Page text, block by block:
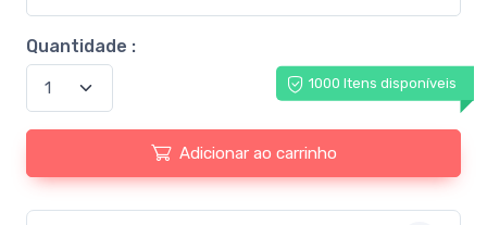
Quantidade :
1000 Itens disponíveis
Adicionar ao carrinho